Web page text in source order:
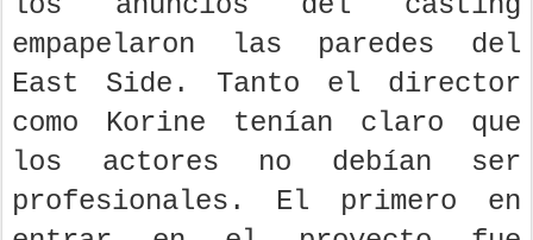
los anuncios del casting
empapelaron las paredes del
East Side. Tanto el director
como Korine tenían claro que
los actores no debían ser
profesionales. El primero en